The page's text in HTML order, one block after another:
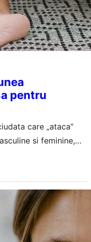
pentru
care „ataca”
si feminine,
mai subtire,
si leziuni apar
si raman doar